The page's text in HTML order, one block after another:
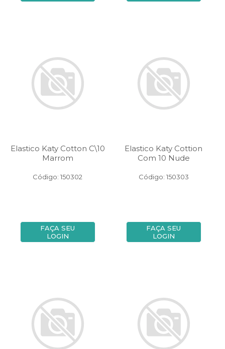
Elastico Katy Cotton C\10
Marrom
Código: 150302
FAÇA SEU
LOGIN
Elastico Katy Cottion
Com 10 Nude
Código: 150303
FAÇA SEU
LOGIN